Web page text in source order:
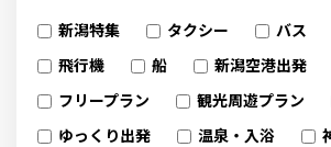
新潟特集 タクシー バス
飛行機
船
新潟空港出発
フリープラン
観光周遊プラン
ゆっくり出発
温泉・入浴